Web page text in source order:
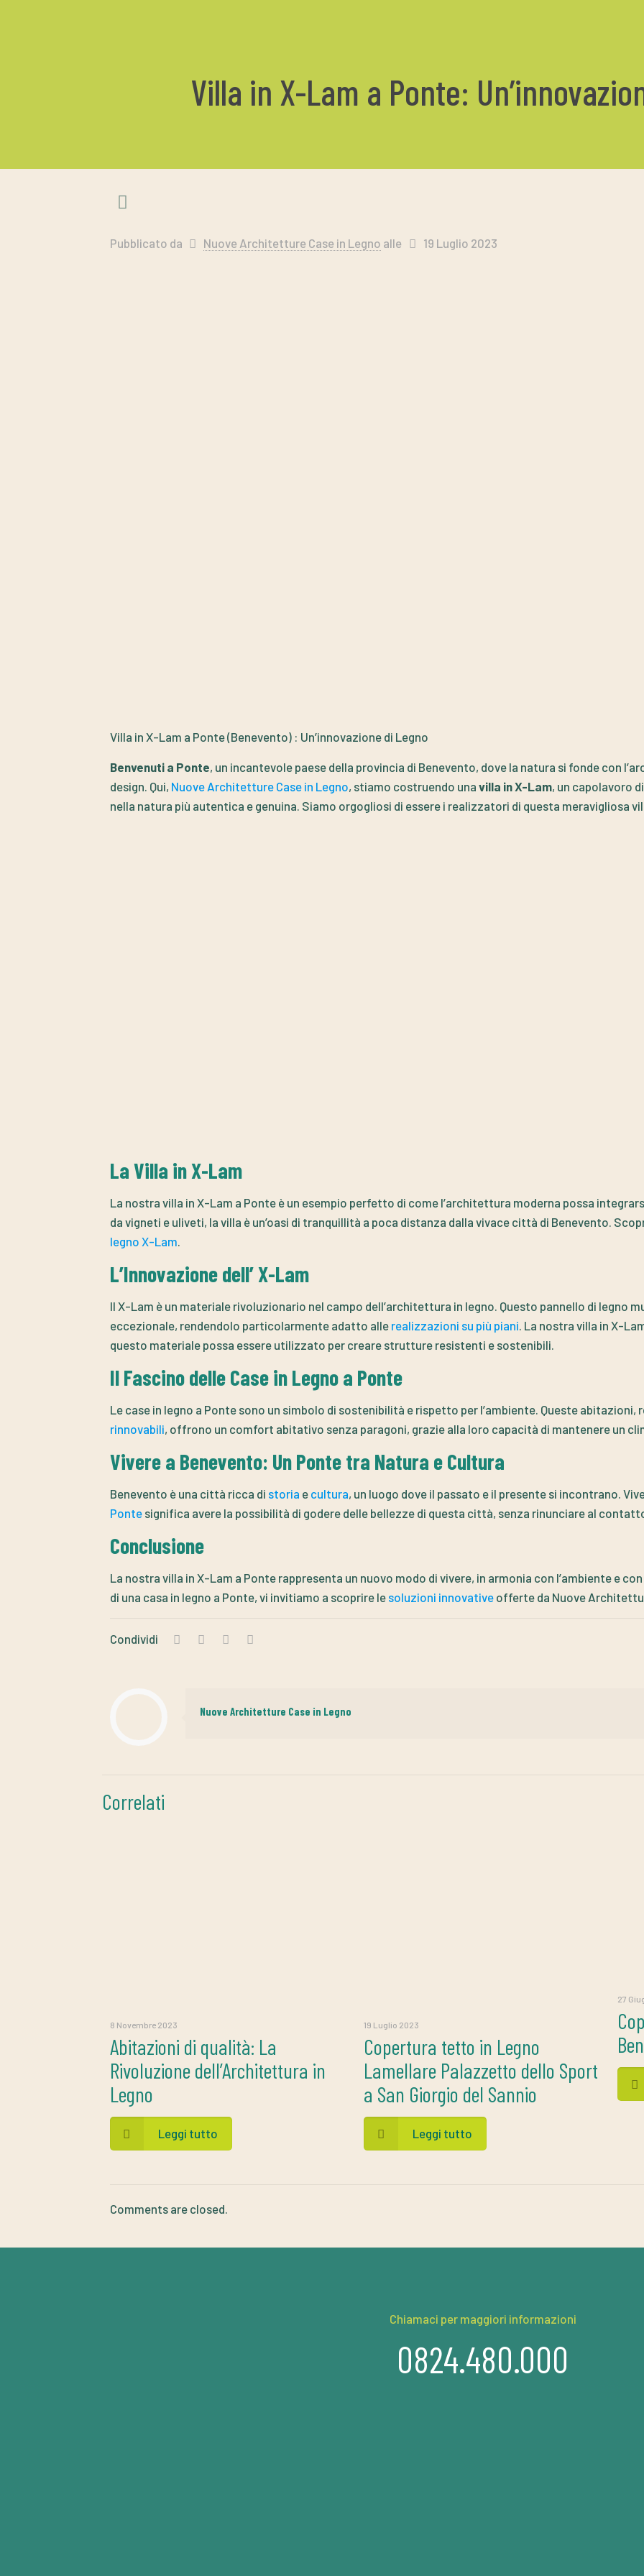
Villa in X-Lam a Ponte:
Pubblicato da Nuove Architetture Case in Legno alle 19 Luglio 2023
Villa in X-Lam a Ponte (Benevento) : Un’innovazione di Legno
Benvenuti a Ponte, un incantevole paese della provincia di Benevento, dove la natura si fonde con
design. Qui, Nuove Architetture Case in Legno, stiamo costruendo una villa in X-Lam, un capolavoro
nella natura più autentica e genuina. Siamo orgogliosi di essere i realizzatori di questa meravigliosa
La Villa in X-Lam
La nostra villa in X-Lam a Ponte è un esempio perfetto di come l’architettura moderna possa
da vigneti e uliveti, la villa è un’oasi di tranquillità a poca distanza dalla vivace città di Benevento.
legno X-Lam
L’Innovazione dell’ X-Lam
Il X-Lam è un materiale rivoluzionario nel campo dell’architettura in legno. Questo pannello di legno
eccezionale, rendendolo particolarmente adatto alle realizzazioni su più piani . La nostra villa in X-
questo materiale possa essere utilizzato per creare strutture resistenti e sostenibili.
Il Fascino delle Case in Legno a Ponte
Le case in legno a Ponte sono un simbolo di sostenibilità e rispetto per l’ambiente. Queste
rinnovabili, offrono un comfort abitativo senza paragoni, grazie alla loro capacità di mantenere un
Vivere a Benevento: Un Ponte tra Natura e Cultura
Benevento è una città ricca di storia e cultura, un luogo dove il passato e il presente si incontrano.
Pontesignifica avere la possibilità di godere delle bellezze di questa città, senza rinunciare al
Conclusione
La nostra villa in X-Lam a Ponte rappresenta un nuovo modo di vivere, in armonia con l’ambiente e
di una casa in legno a Ponte, vi invitiamo a scoprire le soluzioni innovativeofferte da Nuove
Condividi
Nuove Architetture Case in Legno
Correlati
8 Novembre 2023
Abitazioni di qualità: La
Rivoluzione dell’Architettura in
Legno
Leggi tutto
19 Luglio 2023
Copertura tetto in Legno
Lamellare Palazzetto dello Sport
a San Giorgio del Sannio
Leggi tutto
27
Comments are closed.
Chiamaci per maggiori informazioni
0824.480.000